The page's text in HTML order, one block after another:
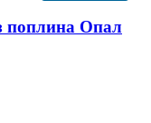
поплина Опал